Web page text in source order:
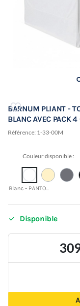
BARNUM PLIANT -
BLANC AVEC PACK 4
Référence: 1-33-00M
Couleur disponible :
Blanc - PANTONE 11-0601 TCX
 Disponible